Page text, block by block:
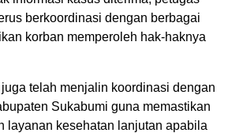
berkoordinasi dengan berbagai
korban memperoleh hak-haknya
telah menjalin koordinasi dengan
Sukabumi guna memastikan
layanan kesehatan lanjutan apabila